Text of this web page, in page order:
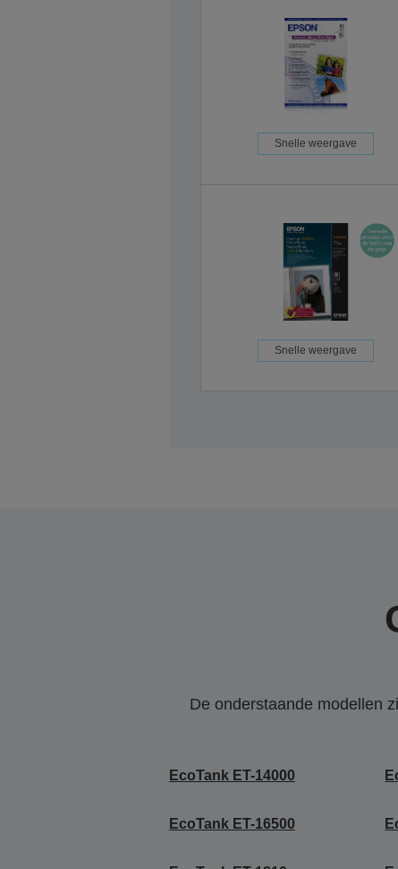
Snelle weergave
Snelle weergave
De onderstaande modellen
EcoTank ET-14000
EcoTank ET-16500